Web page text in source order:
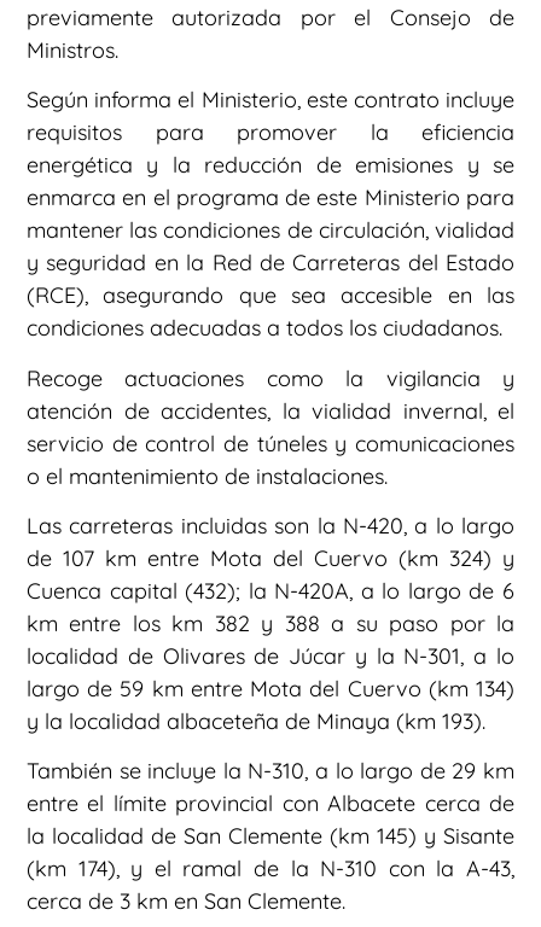
previamente autorizada por el Consejo de
Ministros.
Según informa el Ministerio, este contrato incluye
requisitos para promover la eficiencia
energética y la reducción de emisiones y se
enmarca en el programa de este Ministerio para
mantener las condiciones de circulación, vialidad
y seguridad en la Red de Carreteras del Estado
(RCE), asegurando que sea accesible en las
condiciones adecuadas a todos los ciudadanos.
Recoge actuaciones como la vigilancia y
atención de accidentes, la vialidad invernal, el
servicio de control de túneles y comunicaciones
o el mantenimiento de instalaciones.
Las carreteras incluidas son la N-420, a lo largo
de 107 km entre Mota del Cuervo (km 324) y
Cuenca capital (432); la N-420A, a lo largo de 6
km entre los km 382 y 388 a su paso por la
localidad de Olivares de Júcar y la N-301, a lo
largo de 59 km entre Mota del Cuervo (km 134)
y la localidad albaceteña de Minaya (km 193).
También se incluye la N-310, a lo largo de 29 km
entre el límite provincial con Albacete cerca de
la localidad de San Clemente (km 145) y Sisante
(km 174), y el ramal de la N-310 con la A-43,
cerca de 3 km en San Clemente.